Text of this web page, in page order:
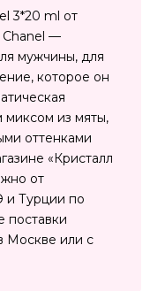
3*20 ml от
Chanel —
мужчины, для
которое он
миксом из мяты,
оттенками
«Кристалл
от
и Турции по
поставки
Москве или с